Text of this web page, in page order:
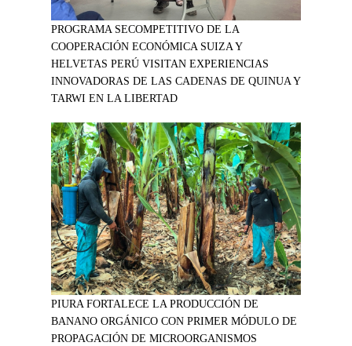
PROGRAMA SECOMPETITIVO DE LA
COOPERACIÓN ECONÓMICA SUIZA Y
HELVETAS PERÚ VISITAN EXPERIENCIAS
INNOVADORAS DE LAS CADENAS DE QUINUA Y
TARWI EN LA LIBERTAD
PIURA FORTALECE LA PRODUCCIÓN DE
BANANO ORGÁNICO CON PRIMER MÓDULO DE
PROPAGACIÓN DE MICROORGANISMOS